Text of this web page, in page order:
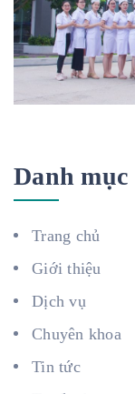
Danh mục
Trang chủ
Giới thiệu
Dịch vụ
Chuyên khoa
Tin tức